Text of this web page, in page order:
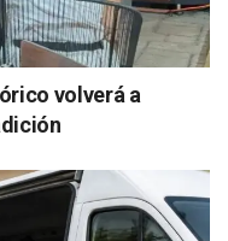
volverá a